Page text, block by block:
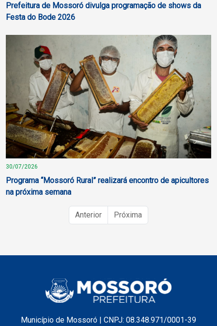
Prefeitura de Mossoró divulga programação de shows da
Festa do Bode 2026
30/07/2026
Programa “Mossoró Rural” realizará encontro de apicultores
na próxima semana
Anterior Próxima
Município de Mossoró | CNPJ: 08.348.971/0001-39